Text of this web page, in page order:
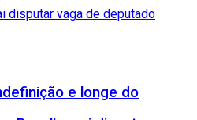
e longe do